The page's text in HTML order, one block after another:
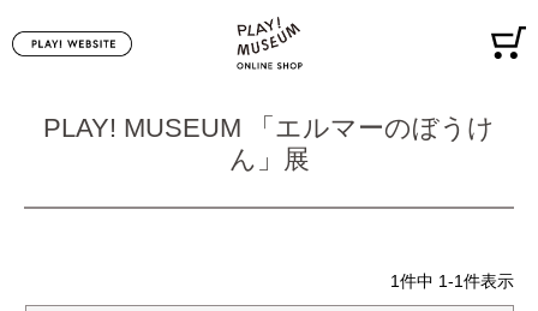
PLAY! MUSEUM 「エルマーのぼうけ
ん」展
1件中 1-1件表示